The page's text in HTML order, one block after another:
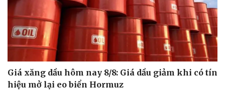
Giá xăng dầu hôm nay 8/8: Giá dầu giảm khi có tín
hiệu mở lại eo biển Hormuz